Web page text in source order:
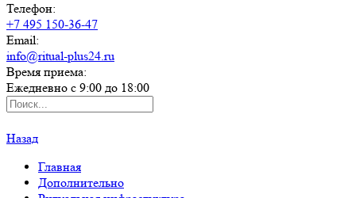
Телефон:
+7 495 150-36-47
Email:
info@ritual-plus24.ru
Время приема:
Ежедневно с 9:00 до 18:00
Назад
Главная
Дополнительно